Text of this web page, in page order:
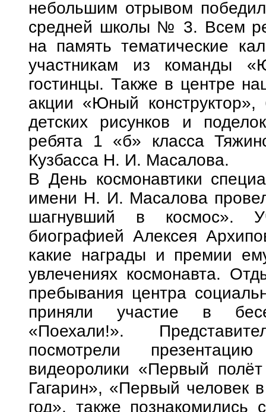
небольшим отрывом
средней школы № 3. Всем
на память тематические
участникам из команды
гостинцы. Также в центре
акции «Юный конструктор»,
детских рисунков и
ребята 1 «б» класса
Кузбасса Н. И. Масалова.
В День космонавтики
имени Н. И. Масалова
шагнувший в космос».
биографией Алексея
какие награды и премии
увлечениях космонавта.
пребывания центра
приняли участие в
«Поехали!».
посмотрели
видеоролики «Первый
Гагарин», «Первый человек
год», также познакомились